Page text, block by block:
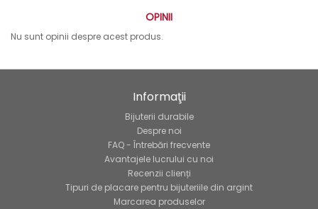
OPINII
Nu sunt opinii despre acest produs.
Informaţii
Bijuterii durabile
Despre noi
FAQ - Întrebări frecvente
Avantajele lucrului cu noi
Recenzii clienți
Tipuri de placare pentru bijuteriile din argint
Marcarea produselor